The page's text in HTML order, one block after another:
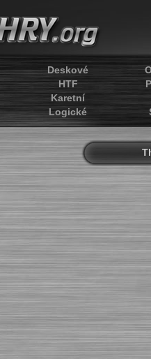
Deskové
HTF
Karetní
Logické